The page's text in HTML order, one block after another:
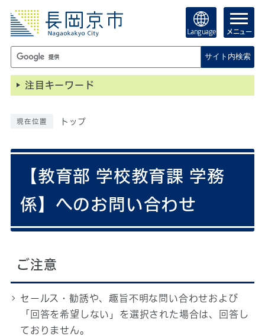
Language メニュー
サイト内検索
注目キーワード
現在位置 トップ
【教育部 学校教育課 学務
係】へのお問い合わせ
ご注意
セールス・勧誘や、趣旨不明な問い合わせおよび
「回答を希望しない」を選択された場合は、回答し
ておりません。